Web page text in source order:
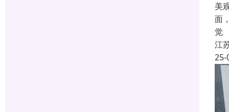
美
面
觉
江
25-